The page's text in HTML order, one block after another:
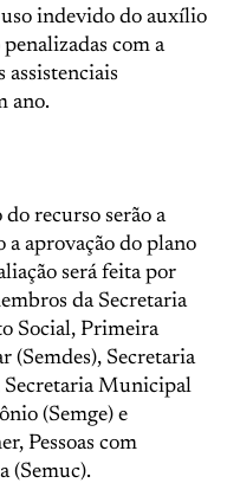
indevido do auxílio
com a
assistenciais
ano.
recurso serão a
a aprovação do plano
será feita por
da Secretaria
Social, Primeira
(Semdes), Secretaria
Secretaria Municipal
(Semge) e
Pessoas com
(Semuc).